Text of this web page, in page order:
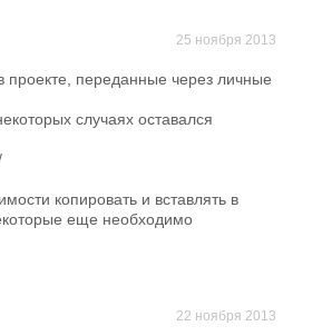
25 ноября 2013
проекте, переданные через личные
случаях оставался
копировать и вставлять в
еще необходимо
22 ноября 2013